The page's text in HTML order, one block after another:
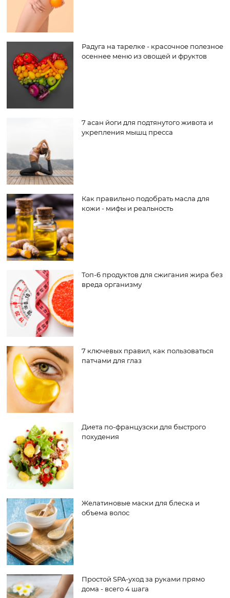
Радуга на тарелке - красочное полезное
осеннее меню из овощей и фруктов
7 асан йоги для подтянутого живота и
укрепления мышц пресса
Как правильно подобрать масла для
кожи - мифы и реальность
Топ-6 продуктов для сжигания жира без
вреда организму
7 ключевых правил, как пользоваться
патчами для глаз
Диета по-французски для быстрого
похудения
Желатиновые маски для блеска и
объема волос
Простой SPA-уход за руками прямо
дома - всего 4 шага